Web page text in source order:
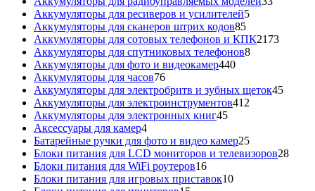
Аккумуляторы для ресиверов и усилителей55
Аккумуляторы для сканеров штрих кодов8585
товаров
Аккумуляторы для сотовых телефонов и КПК21732173
Аккумуляторы для спутниковых телефонов88
Аккумуляторы для фото и видеокамер440440
Аккумуляторы для часов7676
товаров
Аккумуляторы для электробритв и зубных щеток4545
Аккумуляторы для электроинструментов412
Аккумуляторы для электронных книг4545
Аксессуары для камер44
товара
Батарейные ручки для фото и видео камер2525
товаров
Блоки питания для LCD мониторов и телевизоров2828
Блоки питания для WiFi роутеров1616
товаров
Блоки питания для игровых приставок1010